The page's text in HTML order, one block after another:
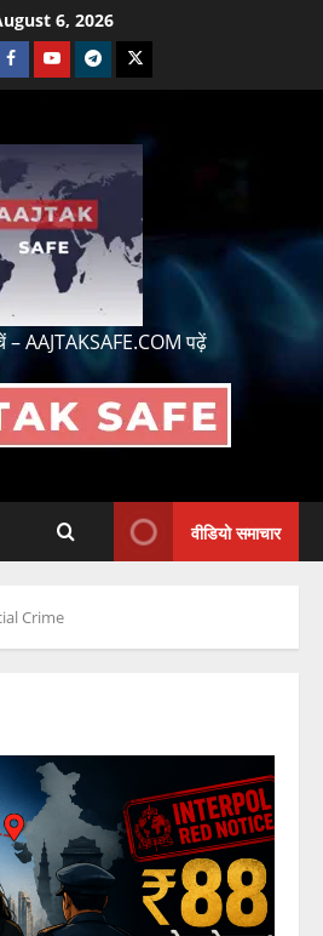
6, 2026
– AAJTAKSAFE.COM पढ़ें
वीडियो समाचार
Crime